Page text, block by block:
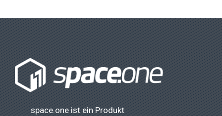
space.one ist ein Produkt